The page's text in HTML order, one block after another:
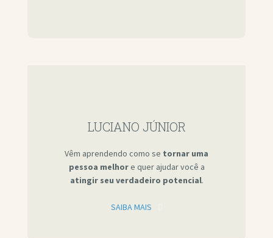
LUCIANO JÚNIOR
Vêm aprendendo como se tornar uma
pessoa melhore quer ajudar você a
atingir seu verdadeiro potencial.
SAIBA MAIS